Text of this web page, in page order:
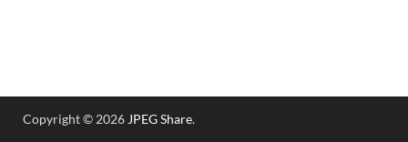
Copyright © 2026 JPEG Share.